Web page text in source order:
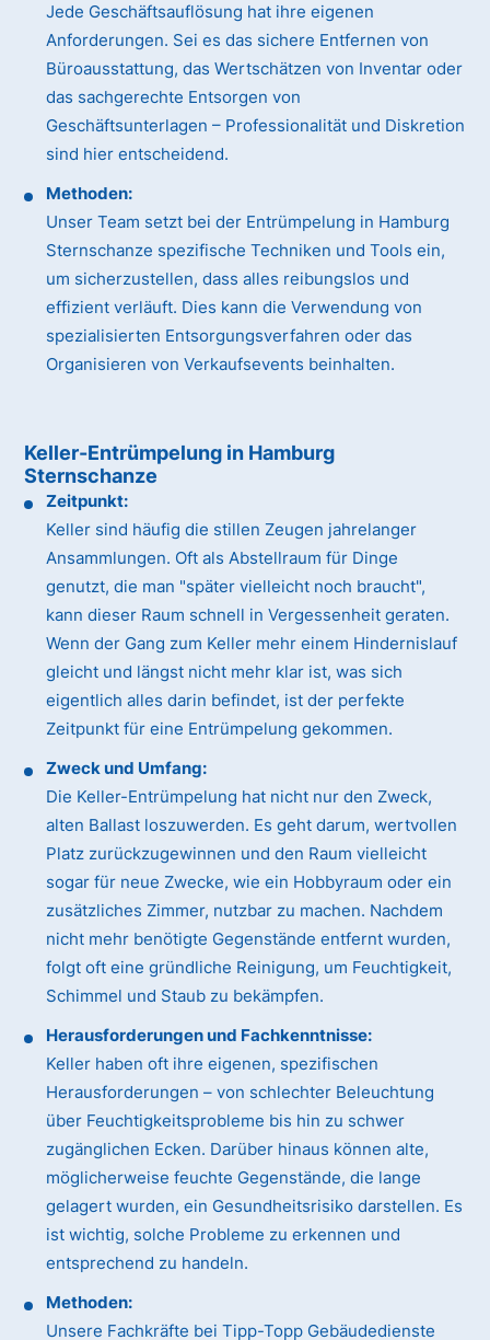
Jede Geschäftsauflösung hat ihre eigenen
Anforderungen. Sei es das sichere Entfernen von
Büroausstattung, das Wertschätzen von Inventar oder
das sachgerechte Entsorgen von
Geschäftsunterlagen – Professionalität und Diskretion
sind hier entscheidend.
Methoden:
Unser Team setzt bei der Entrümpelung in Hamburg
Sternschanze spezifische Techniken und Tools ein,
um sicherzustellen, dass alles reibungslos und
effizient verläuft. Dies kann die Verwendung von
spezialisierten Entsorgungsverfahren oder das
Organisieren von Verkaufsevents beinhalten.
Keller-Entrümpelung in Hamburg
Sternschanze
Zeitpunkt:
Keller sind häufig die stillen Zeugen jahrelanger
Ansammlungen. Oft als Abstellraum für Dinge
genutzt, die man "später vielleicht noch braucht",
kann dieser Raum schnell in Vergessenheit geraten.
Wenn der Gang zum Keller mehr einem Hindernislauf
gleicht und längst nicht mehr klar ist, was sich
eigentlich alles darin befindet, ist der perfekte
Zeitpunkt für eine Entrümpelung gekommen.
Zweck und Umfang:
Die Keller-Entrümpelung hat nicht nur den Zweck,
alten Ballast loszuwerden. Es geht darum, wertvollen
Platz zurückzugewinnen und den Raum vielleicht
sogar für neue Zwecke, wie ein Hobbyraum oder ein
zusätzliches Zimmer, nutzbar zu machen. Nachdem
nicht mehr benötigte Gegenstände entfernt wurden,
folgt oft eine gründliche Reinigung, um Feuchtigkeit,
Schimmel und Staub zu bekämpfen.
Herausforderungen und Fachkenntnisse:
Keller haben oft ihre eigenen, spezifischen
Herausforderungen – von schlechter Beleuchtung
über Feuchtigkeitsprobleme bis hin zu schwer
zugänglichen Ecken. Darüber hinaus können alte,
möglicherweise feuchte Gegenstände, die lange
gelagert wurden, ein Gesundheitsrisiko darstellen. Es
ist wichtig, solche Probleme zu erkennen und
entsprechend zu handeln.
Methoden:
Unsere Fachkräfte bei Tipp-Topp Gebäudedienste